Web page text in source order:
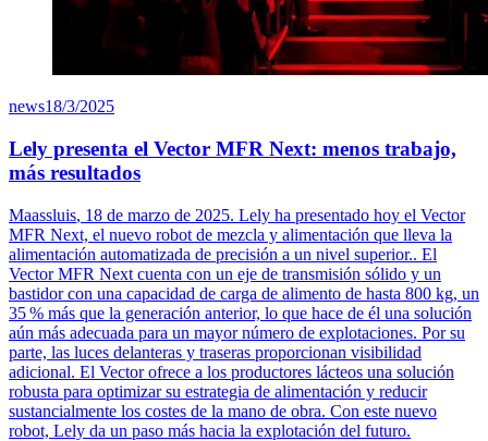
news18/3/2025
Lely presenta el Vector MFR Next: menos trabajo,
más resultados
Maassluis, 18 de marzo de 2025. Lely ha presentado hoy el Vector
MFR Next, el nuevo robot de mezcla y alimentación que lleva la
alimentación automatizada de precisión a un nivel superior.. El
Vector MFR Next cuenta con un eje de transmisión sólido y un
bastidor con una capacidad de carga de alimento de hasta 800 kg, un
35% más que la generación anterior, lo que hace de él una solución
aún más adecuada para un mayor número de explotaciones. Por su
parte, las luces delanteras y traseras proporcionan visibilidad
adicional. El Vector ofrece a los productores lácteos una solución
robusta para optimizar su estrategia de alimentación y reducir
sustancialmente los costes de la mano de obra. Con este nuevo
robot, Lely da un paso más hacia la explotación del futuro.